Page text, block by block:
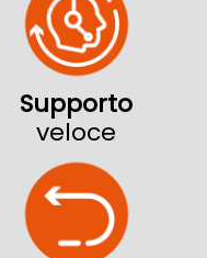
Supporto
veloce